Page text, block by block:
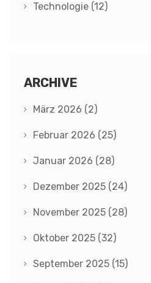
Technologie (12)
ARCHIVE
März 2026 (2)
Februar 2026 (25)
Januar 2026 (28)
Dezember 2025 (24)
November 2025 (28)
Oktober 2025 (32)
September 2025 (15)